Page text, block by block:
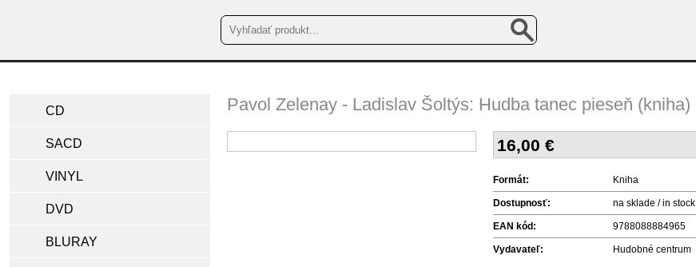
CD
SACD
VINYL
DVD
BLURAY
Pavol Zelenay - Ladislav Šoltýs: Hudba tanec pieseň (kniha)
16,00 €
Formát: Kniha
Dostupnosť: na sklade / in stock
EAN kód: 9788088884965
Vydavateľ: Hudobné centrum